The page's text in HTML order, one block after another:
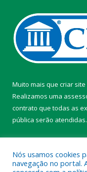
Muito mais que criar site
Realizamos uma
contrato que todas as
pública serão atendidas.
Nós usamos cookies
navegação no portal.